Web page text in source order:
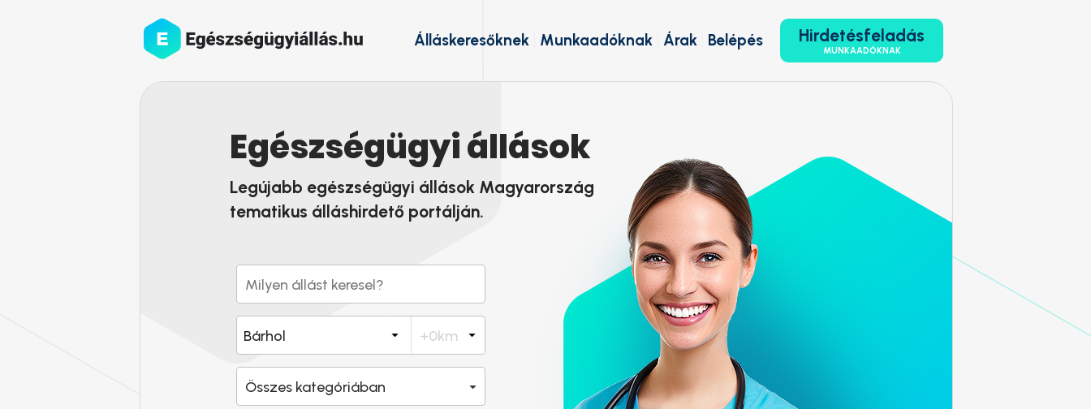
Hirdetésfeladás
MUNKAADÓKNAK
Belépés
Árak
Munkaadóknak
Álláskeresőknek
Összes kategóriában
Egészségügyi állások
Legújabb egészségügyi állások Magyarország
tematikus álláshirdető portálján.